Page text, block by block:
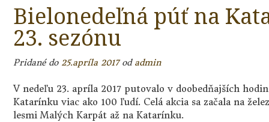
Bielonedeľná púť na
23. sezónu
Pridané do 25.apríla 2017od admin
V nedeľu 23. apríla 2017 putovalo v doobedňajších
Katarínku viac ako 100 ľudí. Celá akcia sa začala na
lesmi Malých Karpát až na Katarínku.